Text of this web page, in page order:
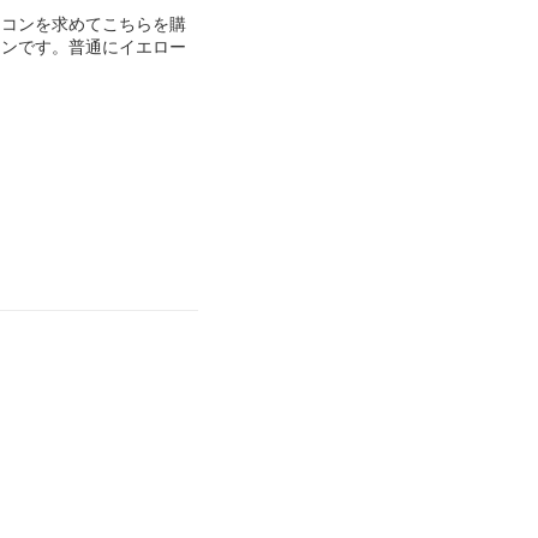
ンを求めてこちらを購
です。普通にイエロー